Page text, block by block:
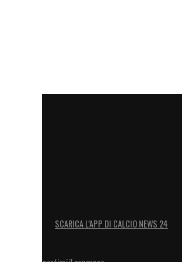
SCARICA L’APP DI CALCIO NEWS 24